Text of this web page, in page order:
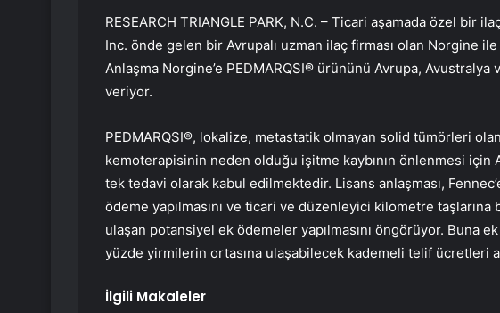
RESEARCH TRIANGLE PARK, N.C. – Ticari aşamada özel bir
Inc. önde gelen bir Avrupalı uzman ilaç firması olan Norgine
Anlaşma Norgine’e PEDMARQSI® ürününü Avrupa, Avustralya
veriyor.
PEDMARQSI®, lokalize, metastatik olmayan solid tümörleri
kemoterapisinin neden olduğu işitme kaybının önlenmesi için
tek tedavi olarak kabul edilmektedir. Lisans anlaşması,
ödeme yapılmasını ve ticari ve düzenleyici kilometre taşlarına
ulaşan potansiyel ek ödemeler yapılmasını öngörüyor. Buna
yüzde yirmilerin ortasına ulaşabilecek kademeli telif ücretleri
İlgili Makaleler